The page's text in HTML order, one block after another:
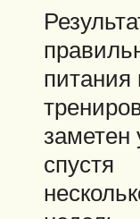
питания
заметен
спустя